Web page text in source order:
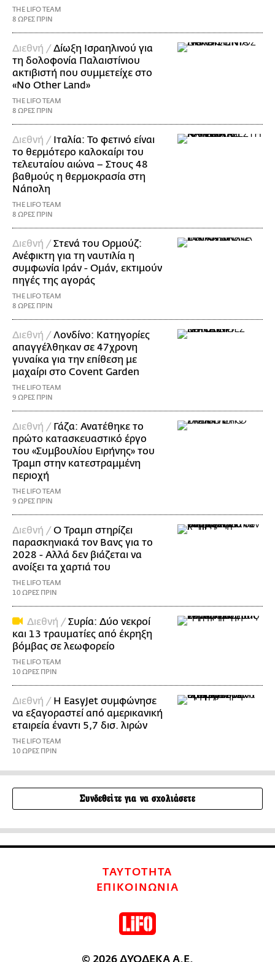
THE LIFO TEAM
8 ΩΡΕΣ ΠΡΙΝ
Διεθνή /Δίωξη Ισραηλινού για
τη δολοφονία Παλαιστίνιου
ακτιβιστή που συμμετείχε στο
«No Other Land»
THE LIFO TEAM
8 ΩΡΕΣ ΠΡΙΝ
Διεθνή / Ιταλία: Το φετινό είναι
το θερμότερο καλοκαίρι του
τελευταίου αιώνα – Στους 48
βαθμούς η θερμοκρασία στη
Νάπολη
THE LIFO TEAM
8 ΩΡΕΣ ΠΡΙΝ
Διεθνή /Στενά του Ορμούζ:
Ανέφικτη για τη ναυτιλία η
συμφωνία Ιράν - Ομάν, εκτιμούν
πηγές της αγοράς
THE LIFO TEAM
8 ΩΡΕΣ ΠΡΙΝ
Διεθνή /Λονδίνο: Κατηγορίες
απαγγέλθηκαν σε 47χρονη
γυναίκα για την επίθεση με
μαχαίρι στο Covent Garden
THE LIFO TEAM
9 ΩΡΕΣ ΠΡΙΝ
Διεθνή / Γάζα: Ανατέθηκε το
πρώτο κατασκευαστικό έργο
του «Συμβουλίου Ειρήνης» του
Τραμπ στην κατεστραμμένη
περιοχή
THE LIFO TEAM
9 ΩΡΕΣ ΠΡΙΝ
Διεθνή /Ο Τραμπ στηρίζει
παρασκηνιακά τον Βανς για το
2028 - Αλλά δεν βιάζεται να
ανοίξει τα χαρτιά του
THE LIFO TEAM
10 ΩΡΕΣ ΠΡΙΝ
Διεθνή /Συρία: Δύο νεκροί
και 13 τραυματίες από έκρηξη
βόμβας σε λεωφορείο
THE LIFO TEAM
10 ΩΡΕΣ ΠΡΙΝ
Διεθνή / Η EasyJet συμφώνησε
να εξαγοραστεί από αμερικανική
εταιρεία έναντι 5,7 δισ. λιρών
THE LIFO TEAM
10 ΩΡΕΣ ΠΡΙΝ
Συνδεθείτε για να σχολιάσετε
ΤΑΥΤΟΤΗΤΑ
ΕΠΙΚΟΙΝΩΝΙΑ
© 2026 ΔΥΟΔΕΚΑ Α.Ε.